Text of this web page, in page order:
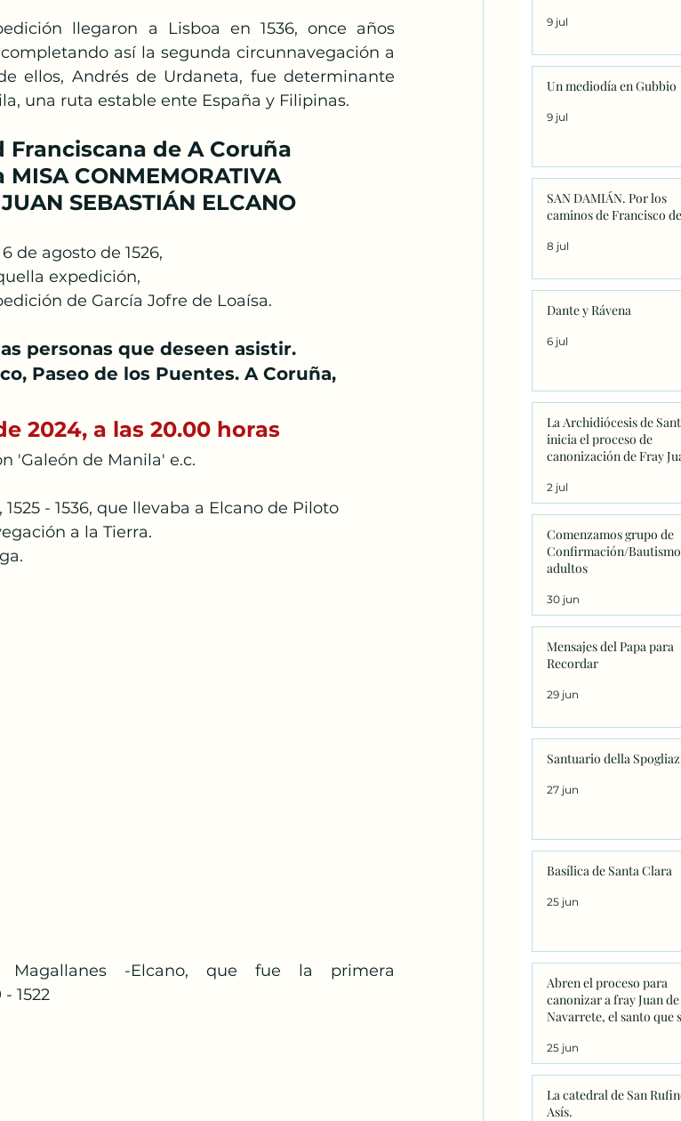
llegaron a Lisboa en 1536, once años
así la segunda circunnavegación a
ellos, Andrés de Urdaneta, fue determinante
una ruta estable ente España y Filipinas.
Franciscana de A Coruña
CONMEMORATIVA
SEBASTIÁN ELCANO
de agosto de 1526,
expedición,
de García Jofre de Loaísa.
personas que deseen asistir.
Paseo de los Puentes. A Coruña,
2024, a las 20.00 horas
'Galeón de Manila' e.c.
- 1536, que llevaba a Elcano de Piloto
a la Tierra.
-Elcano, que fue la primera
1522
9 jul
Un mediodía en Gubbio
9 jul
SAN DAMIÁN. Por los
caminos de Francisco
8 jul
Dante y Rávena
6 jul
La Archidiócesis de
inicia el proceso de
canonización de Fray
primeros decretos en
Sanxenxo
2 jul
Comenzamos grupo de
Confirmación/
adultos
30 jun
Mensajes del Papa para
Recordar
29 jun
Santuario della
27 jun
Basílica de Santa Clara
25 jun
Abren el proceso para
canonizar a fray Juan de
Navarrete, el santo que
25 jun
La catedral de San
Asís.